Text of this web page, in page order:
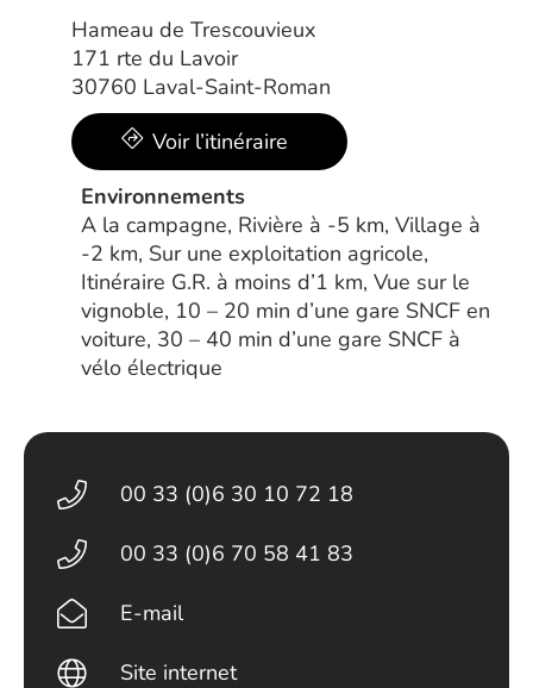
Hameau de Trescouvieux
171 rte du Lavoir
30760 Laval-Saint-Roman
Voir l’itinéraire
Environnements
A la campagne, Rivière à -5 km, Village à
-2 km, Sur une exploitation agricole,
Itinéraire G.R. à moins d’1 km, Vue sur le
vignoble, 10 – 20 min d’une gare SNCF en
voiture, 30 – 40 min d’une gare SNCF à
vélo électrique
00 33 (0)6 30 10 72 18
00 33 (0)6 70 58 41 83
E-mail
Site internet